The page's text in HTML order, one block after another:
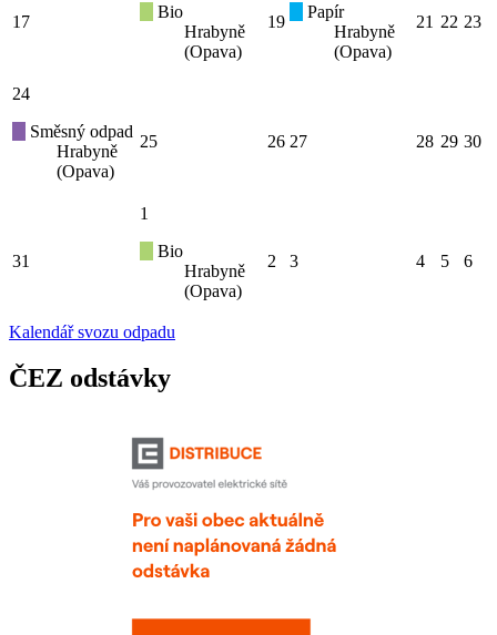
17
Bio
Hrabyně
(Opava)
19
Papír
Hrabyně
(Opava)
21 22 23
24
Směsný odpad
Hrabyně
(Opava)
25 26 27 28 29 30
31
1
Bio
Hrabyně
(Opava)
2 3 4 5 6
Kalendář svozu odpadu
ČEZ odstávky